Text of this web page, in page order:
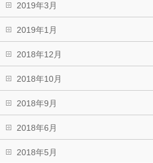
2019年3月
2019年1月
2018年12月
2018年10月
2018年9月
2018年6月
2018年5月